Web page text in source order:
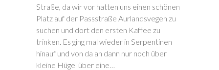
Straße, da wir vor hatten uns einen schönen
Platz auf der Passstraße Aurlandsvegen zu
suchen und dort den ersten Kaffee zu
trinken. Es ging mal wieder in Serpentinen
hinauf und von da an dann nur noch über
kleine Hügel über eine…